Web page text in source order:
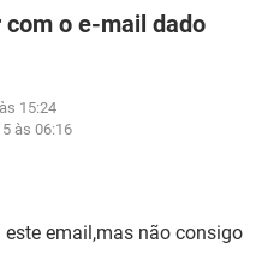
GMAIL
WHATSAPP
EXCEL
FACEBOOK
EXCEL
o e-mail dado
15:24
às 06:16
email,mas não consigo